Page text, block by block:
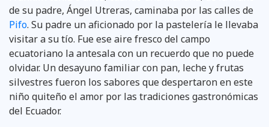
de su padre, Ángel Utreras, caminaba por las calles de
Pifo. Su padre un aficionado por la pastelería le llevaba
visitar a su tío. Fue ese aire fresco del campo
ecuatoriano la antesala con un recuerdo que no puede
olvidar. Un desayuno familiar con pan, leche y frutas
silvestres fueron los sabores que despertaron en este
niño quiteño el amor por las tradiciones gastronómicas
del Ecuador.